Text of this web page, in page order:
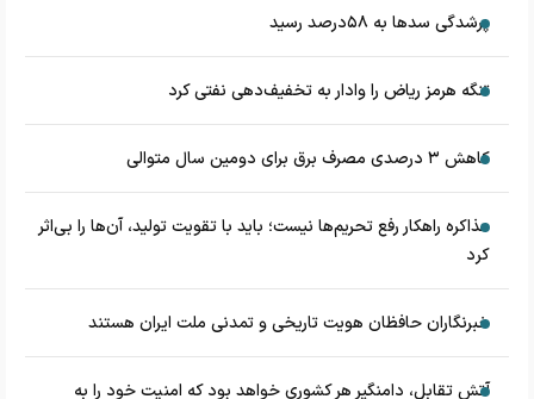
پرشدگی سدها به ۵۸درصد رسید
تنگه هرمز ریاض را وادار به تخفیف‌دهی نفتی کرد
کاهش ۳ درصدی مصرف برق برای دومین سال متوالی
مذاکره راهکار رفع تحریم‌ها نیست؛ باید با تقویت تولید، آن‌ها را بی‌اثر
کرد
خبرنگاران حافظان هویت تاریخی و تمدنی ملت ایران هستند
آتش تقابل، دامنگیر هر کشوری خواهد بود که امنیت خود را به